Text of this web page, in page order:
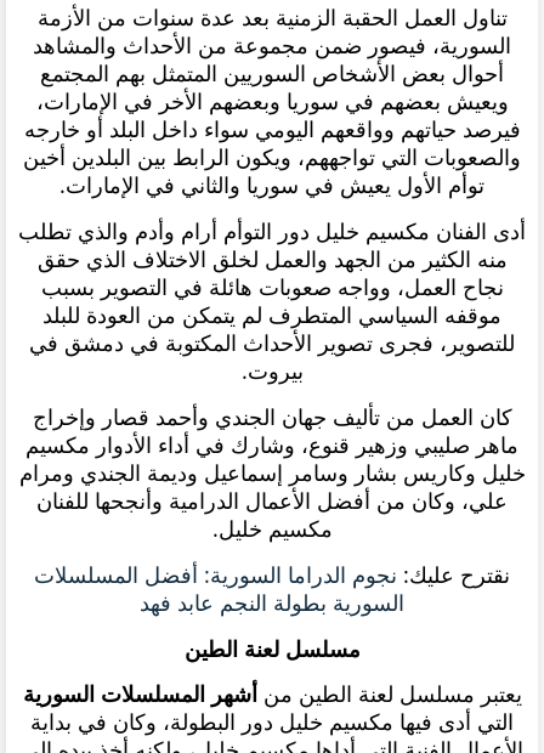
تناول العمل الحقبة الزمنية بعد عدة سنوات من الأزمة
السورية، فيصور ضمن مجموعة من الأحداث والمشاهد
أحوال بعض الأشخاص السوريين المتمثل بهم المجتمع
ويعيش بعضهم في سوريا وبعضهم الأخر في الإمارات،
فيرصد حياتهم وواقعهم اليومي سواء داخل البلد أو خارجه
والصعوبات التي تواجههم، ويكون الرابط بين البلدين أخين
توأم الأول يعيش في سوريا والثاني في الإمارات.
أدى الفنان مكسيم خليل دور التوأم أرام وأدم والذي تطلب
منه الكثير من الجهد والعمل لخلق الاختلاف الذي حقق
نجاح العمل، وواجه صعوبات هائلة في التصوير بسبب
موقفه السياسي المتطرف لم يتمكن من العودة للبلد
للتصوير، فجرى تصوير الأحداث المكتوبة في دمشق في
بيروت.
كان العمل من تأليف جهان الجندي وأحمد قصار وإخراج
ماهر صليبي وزهير قنوع، وشارك في أداء الأدوار مكسيم
خليل وكاريس بشار وسامر إسماعيل وديمة الجندي ومرام
علي، وكان من أفضل الأعمال الدرامية وأنجحها للفنان
مكسيم خليل.
نقترح عليك: نجوم الدراما السورية: أفضل المسلسلات
السورية بطولة النجم عابد فهد
مسلسل لعنة الطين
يعتبر مسلسل لعنة الطين منأشهر المسلسلات السورية
التي أدى فيها مكسيم خليل دور البطولة، وكان في بداية